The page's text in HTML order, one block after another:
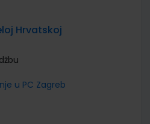
Hrvatskoj
u PC Zagreb